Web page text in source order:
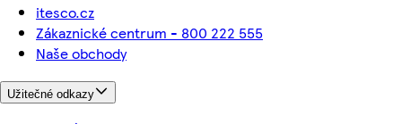
itesco.cz
Zákaznické centrum - 800 222 555
Naše obchody
Užitečné odkazy